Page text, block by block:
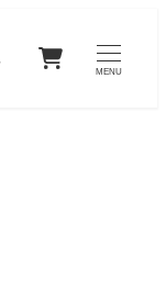
0
MENU